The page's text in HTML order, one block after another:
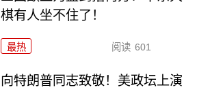
棋有人坐不住了！
最热 阅读 601
向特朗普同志致敬！美政坛上演